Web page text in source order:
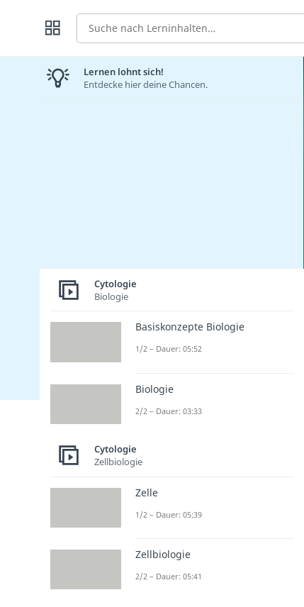
Suche
Lernen lohnt sich!
Entdecke hier deine Chancen.
Cytologie
Biologie
Basiskonzepte Biologie
1/2 – Dauer: 05:52
Biologie
2/2 – Dauer: 03:33
Cytologie
Zellbiologie
Zelle
1/2 – Dauer: 05:39
Zellbiologie
2/2 – Dauer: 05:41